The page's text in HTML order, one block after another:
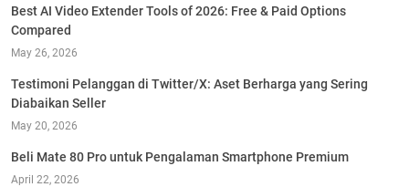
Best AI Video Extender Tools of 2026: Free & Paid Options
Compared
May 26, 2026
Testimoni Pelanggan di Twitter/X: Aset Berharga yang Sering
Diabaikan Seller
May 20, 2026
Beli Mate 80 Pro untuk Pengalaman Smartphone Premium
April 22, 2026